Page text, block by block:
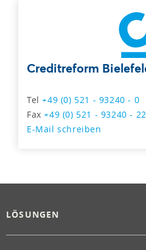
Creditreform
Tel+49 (0) 521 - 93240 - 0
Fax+49 (0) 521 - 93240 -
E-Mail schreiben
LÖSUNGEN